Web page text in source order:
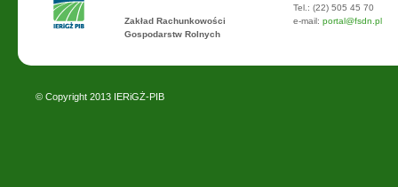
Zakład Rachunkowości
Gospodarstw Rolnych
Tel.: (22) 505 45 70
e-mail: portal@fsdn.pl
© Copyright 2013 IERiGŻ-PIB